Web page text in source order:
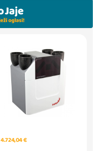
4.724,04 €